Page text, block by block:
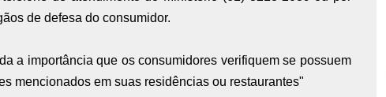
de defesa do consumidor.
a importância que os consumidores verifiquem se possuem
mencionados em suas residências ou restaurantes"